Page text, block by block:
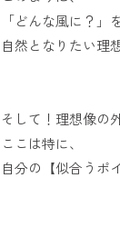
「どんな風に？」
自然となりたい理
そして！理想像の
ここは特に、
自分の【似合うポ